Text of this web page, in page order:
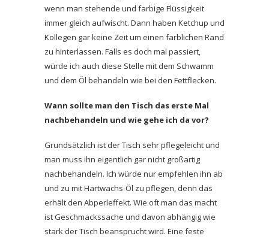
wenn man stehende und farbige Flüssigkeit
immer gleich aufwischt. Dann haben Ketchup und
Kollegen gar keine Zeit um einen farblichen Rand
zu hinterlassen. Falls es doch mal passiert,
würde ich auch diese Stelle mit dem Schwamm
und dem Öl behandeln wie bei den Fettflecken.
Wann sollte man den Tisch das erste Mal
nachbehandeln und wie gehe ich da vor?
Grundsätzlich ist der Tisch sehr pflegeleicht und
man muss ihn eigentlich gar nicht großartig
nachbehandeln. Ich würde nur empfehlen ihn ab
und zu mit Hartwachs-Öl zu pflegen, denn das
erhält den Abperleffekt. Wie oft man das macht
ist Geschmackssache und davon abhängig wie
stark der Tisch beansprucht wird. Eine feste